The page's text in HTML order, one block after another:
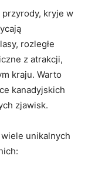
przyrody, kryje⁢ w⁤
⁢rozległe
z atrakcji,
kraju. Warto⁤
kanadyjskich
zjawisk.
unikalnych